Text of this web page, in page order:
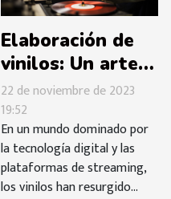
Elaboración de
vinilos: Un arte
olvidado
22 de noviembre de 2023
19:52
En un mundo dominado por
la tecnología digital y las
plataformas de streaming,
los vinilos han resurgido...